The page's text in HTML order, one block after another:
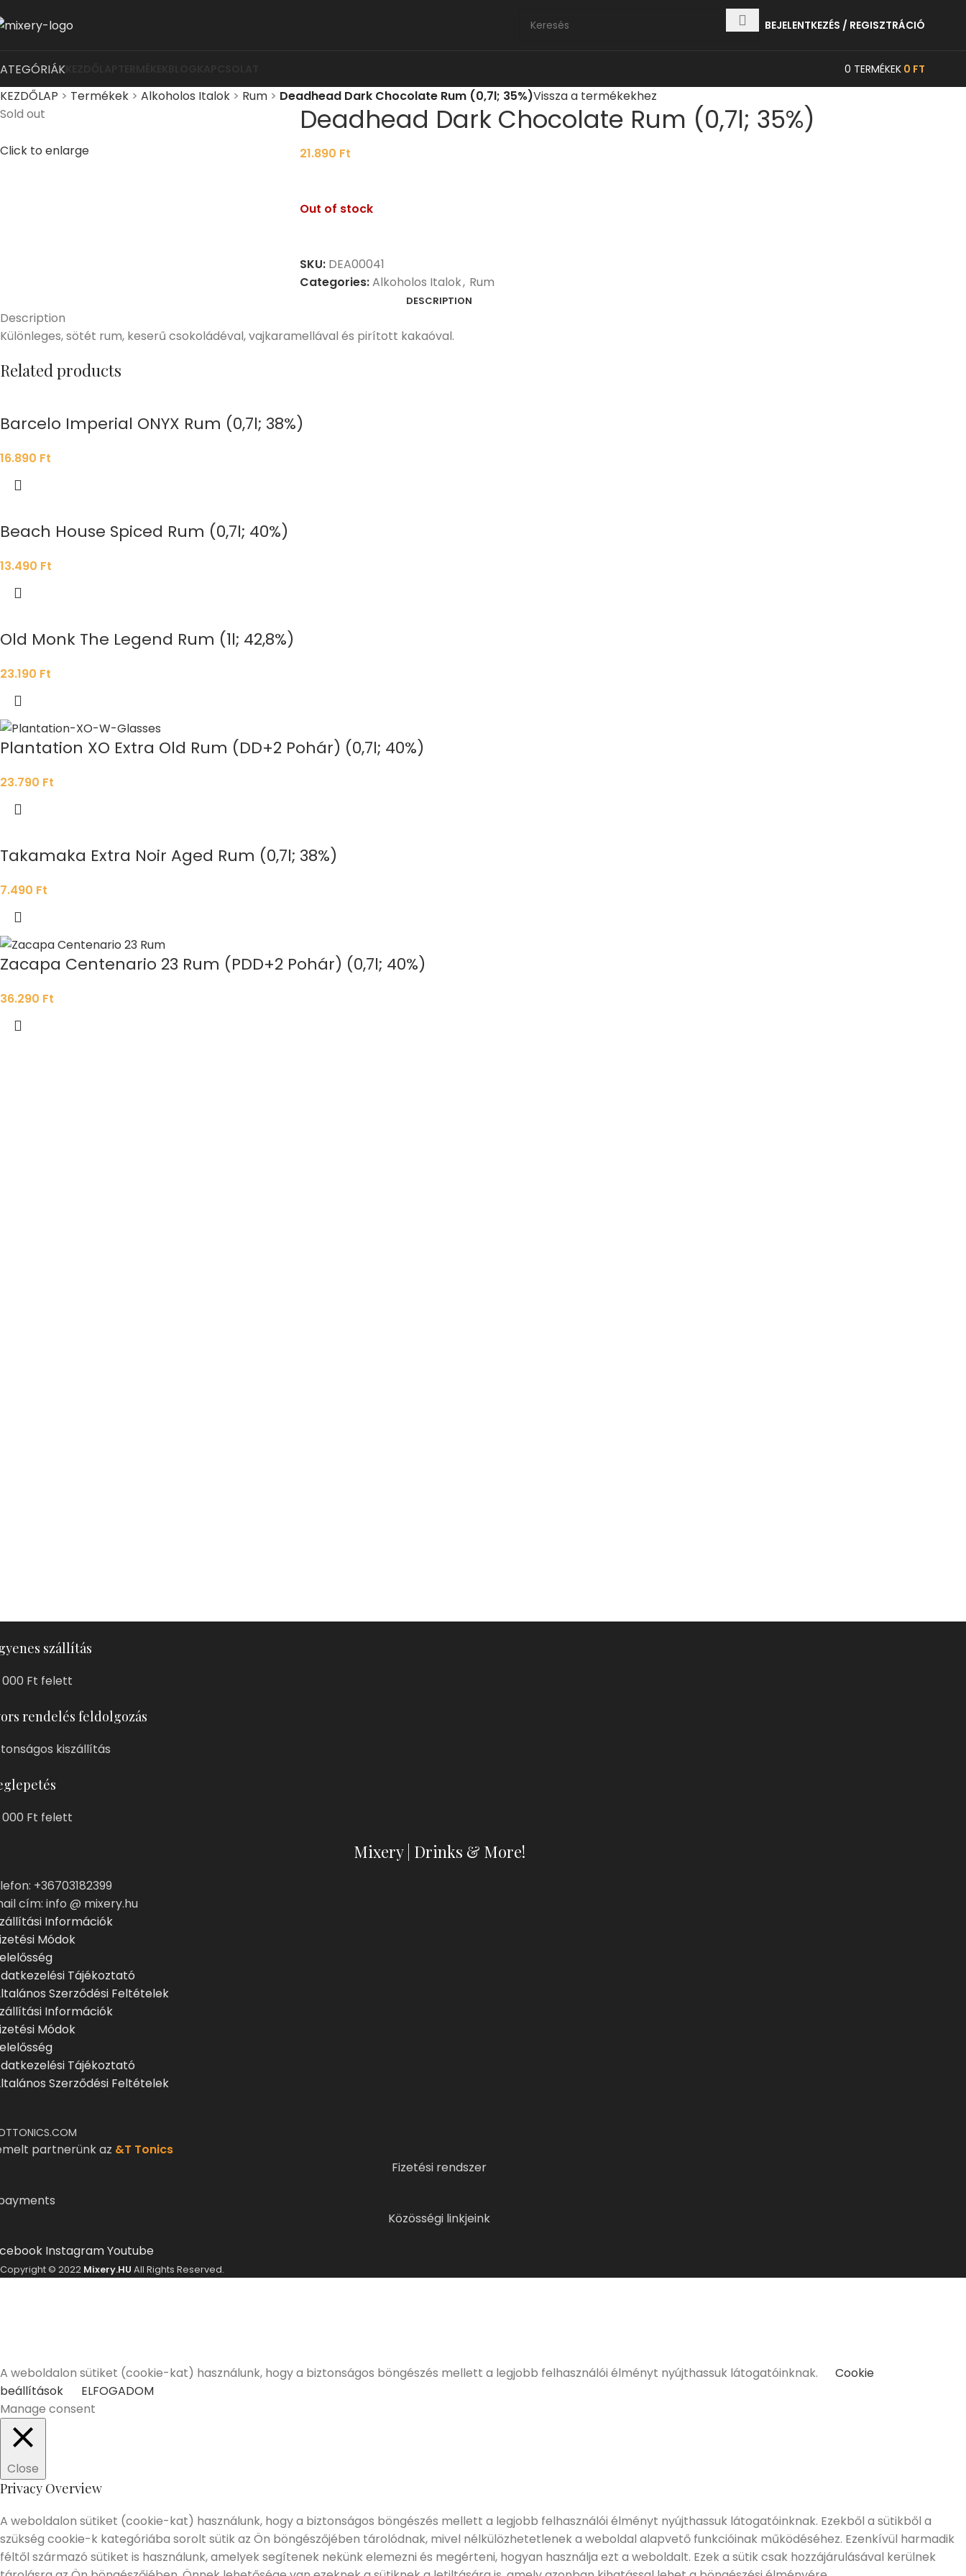
BEJELENTKEZÉS / REGISZTRÁCIÓ
0 TERMÉKEK 0 FT
KEZDŐLAP > Termékek > Alkoholos Italok > Rum > Deadhead Dark Chocolate Rum (0,7l; 35%)Vissza a termékekhez
Sold out
Click to enlarge
Deadhead Dark Chocolate Rum (0,7l; 35%)
21.890 Ft
Out of stock
SKU: DEA00041
Categories:Alkoholos Italok, Rum
DESCRIPTION
Description
Különleges, sötét rum, keserű csokoládéval, vajkaramellával és pirított kakaóval.
Related products
Barcelo Imperial ONYX Rum (0,7l; 38%)
16.890 Ft
Beach House Spiced Rum (0,7l; 40%)
13.490 Ft
Old Monk The Legend Rum (1l; 42,8%)
23.190 Ft
Plantation XO Extra Old Rum (DD+2 Pohár) (0,7l; 40%)
23.790 Ft
Takamaka Extra Noir Aged Rum (0,7l; 38%)
7.490 Ft
Zacapa Centenario 23 Rum (PDD+2 Pohár) (0,7l; 40%)
36.290 Ft
szállítás
000 Ft felett
rendelés feldolgozás
kiszállítás
000 Ft felett
Mixery | Drinks & More!
+36703182399
cím: info @ mixery.hu
Információk
Módok
Tájékoztató
Szerződési Feltételek
Információk
Módok
Tájékoztató
Szerződési Feltételek
partnerünk az &T Tonics
Fizetési rendszer
Közösségi linkjeink
InstagramYoutube
Copyright © 2022 Mixery.HU All Rights Reserved.
A weboldalon sütiket (cookie-kat) használunk, hogy a biztonságos böngészés mellett a legjobb felhasználói élményt nyújthassuk látogatóinknak.
Cookie
beállítások
ELFOGADOM
Manage consent
Close
Privacy Overview
A weboldalon sütiket (cookie-kat) használunk, hogy a biztonságos böngészés mellett a legjobb felhasználói élményt nyújthassuk látogatóinknak. Ezekből a sütikből a
szükség cookie-k kategóriába sorolt sütik az Ön böngészőjében tárolódnak, mivel nélkülözhetetlenek a weboldal alapvető funkcióinak működéséhez. Ezenkívül harmadik
féltől származó sütiket is használunk, amelyek segítenek nekünk elemezni és megérteni, hogyan használja ezt a weboldalt. Ezek a sütik csak hozzájárulásával kerülnek